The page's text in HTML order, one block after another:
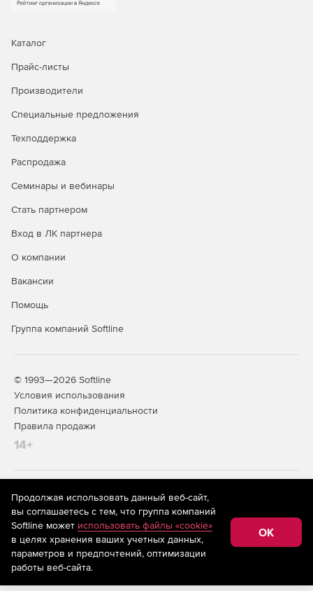
параметрические. Можно задавать все параметры и
характерные для аналитической модели.
например тиражирование этажей генерация свайного
создания аналитических моделей и расчетных схем.
результаты расчета и на их основании проектировать
выдачей чертежей КЖ, КЖИ, спецификаций и
ведомостей.
Система «Панельные здания» позволяет многократно
объектов, как современные панельные здания для
Гибкая конфигурация программного комплекса
зависимости от решаемых задач и не переплачивать за
ненужный вам функционал.
Наименование системы
информационного
моделирования ТИМ,
+
2
Препроцессор
САПФИР
Каталог
Прайс-листы
Производители
Специальные предложения
Техподдержка
Распродажа
Семинары и вебинары
Стать партнером
Вход в ЛК партнера
О компании
Вакансии
Помощь
Группа компаний Softline
© 1993—2026 Softline
Условия использования
Политика конфиденциальности
Правила продажи
14+
На информационном ресурсе store.softline.ru применяются
рекомендательные технологии
(информационные технологии
предоставления информации на основе сбора,
систематизации и анализа сведений, относящихся к
предпочтениям пользователей сети «Интернет»,
находящихся на территории Российской Федерации)
Продолжая использовать данный веб-сайт,
вы соглашаетесь с тем, что группа компаний
Softline может использовать файлы «cookie»
в целях хранения ваших учетных данных,
параметров и предпочтений, оптимизации
работы веб-сайта.
OK